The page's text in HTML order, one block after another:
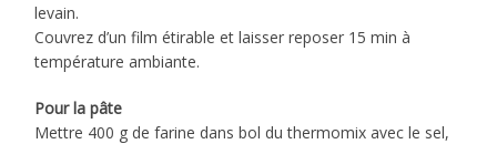
levain.
Couvrez d’un film étirable et laisser reposer 15 min à
température ambiante.
Pour la pâte
Mettre 400 g de farine dans bol du thermomix avec le sel,